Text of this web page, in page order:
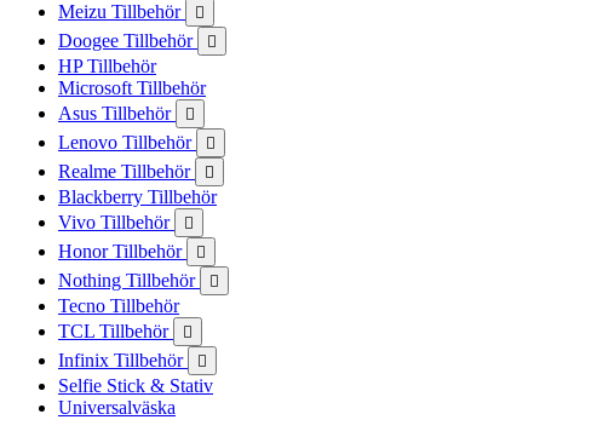
Meizu Tillbehör 
Doogee Tillbehör 
HP Tillbehör
Microsoft Tillbehör
Asus Tillbehör

Lenovo Tillbehör 
Realme Tillbehör 
Blackberry Tillbehör
Vivo Tillbehör

Honor Tillbehör 
Nothing Tillbehör 
Tecno Tillbehör
TCL Tillbehör

Infinix Tillbehör 
Selfie Stick & Stativ
Universalväska